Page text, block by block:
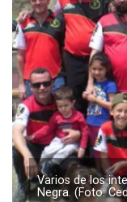
Varios de los
Negra. (Foto: